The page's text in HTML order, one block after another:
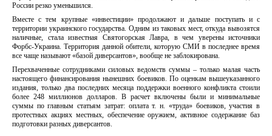
России резко уменьшился.
Вместе с тем крупные «инвестиции» продолжают и дальше поступать и с
территории украинского государства. Одним из таковых мест, откуда вывозятся
наличные, стала известная Святогорская Лавра, в чем уверены источники
Форбс-Украина. Территория данной обители, которую СМИ в последнее время
все чаще называют «базой диверсантов», вообще не заблокирована.
Перехваченные сотрудниками силовых ведомств суммы – только малая часть
настоящего финансирования нынешних боевиков. По оценкам вышеуказанного
издания, только два последних месяца поддержки военного конфликта стоили
более 248 миллионов долларов. В расчет включены были и минимальные
суммы по главным статьям затрат: оплата т. н. «труда» боевиков, участия в
протестных акциях местных, обеспечение оружием, активное содержание баз
подготовки разных диверсантов.